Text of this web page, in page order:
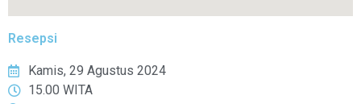
Resepsi
Kamis, 29 Agustus 2024
15.00 WITA